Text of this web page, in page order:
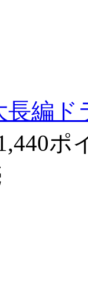
長編ド
ポ